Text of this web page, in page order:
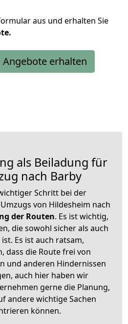
aus und erhalten Sie
Angebote erhalten
als Beiladung für
nach Barby
Schritt bei der
von Hildesheim nach
der Routen. Es ist wichtig,
die sowohl sicher als auch
ist. Es ist auch ratsam,
dass die Route frei von
und anderen Hindernissen
auch hier haben wir
gerne die Planung,
andere wichtige Sachen
können.